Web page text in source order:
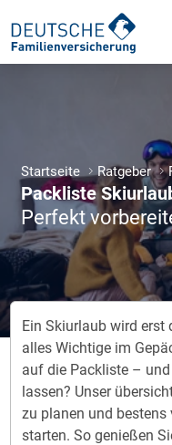
Mo -
Startseite Ratgeber
Packliste
Perfekt
Ein Skiurlaub wird erst
alles Wichtige im
auf die Packliste –
lassen? Unser
zu planen und bestens
starten. So genießen